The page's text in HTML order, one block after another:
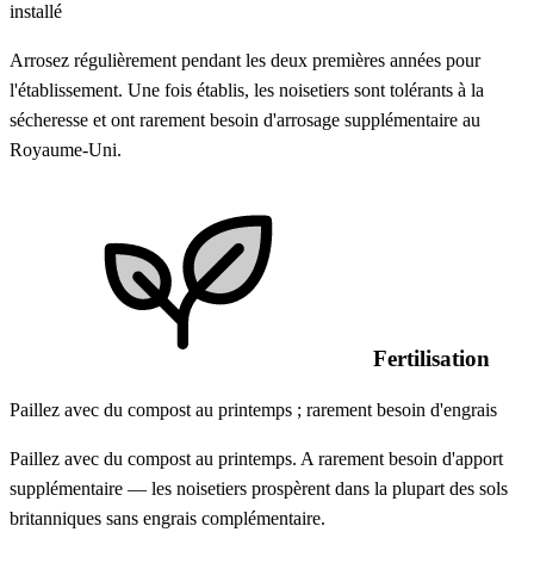
installé
Arrosez régulièrement pendant les deux premières années pour
l'établissement. Une fois établis, les noisetiers sont tolérants à la
sécheresse et ont rarement besoin d'arrosage supplémentaire au
Royaume-Uni.
Fertilisation
Paillez avec du compost au printemps ; rarement besoin d'engrais
Paillez avec du compost au printemps. A rarement besoin d'apport
supplémentaire — les noisetiers prospèrent dans la plupart des sols
britanniques sans engrais complémentaire.